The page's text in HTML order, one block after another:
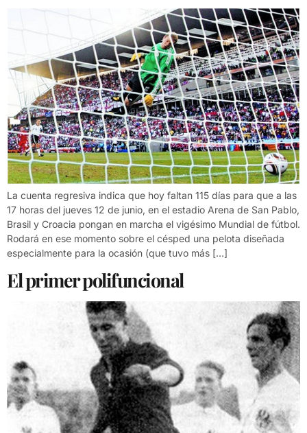
La cuenta regresiva indica que hoy faltan 115 días para que a las
17 horas del jueves 12 de junio, en el estadio Arena de San Pablo,
Brasil y Croacia pongan en marcha el vigésimo Mundial de fútbol.
Rodará en ese momento sobre el césped una pelota diseñada
especialmente para la ocasión (que tuvo más […]
El primer polifuncional